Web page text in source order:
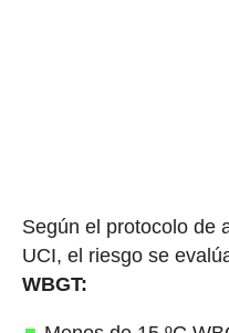
Según el protocolo de
UCI, el riesgo se
WBGT: